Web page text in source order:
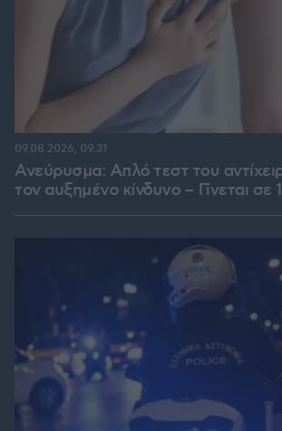
Ανεύρυσμα: Απλό τεστ του
τον αυξημένο κίνδυνο – Γίνεται σε
09.08.2026, 09:31